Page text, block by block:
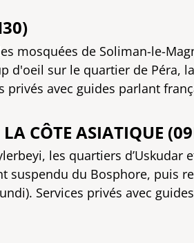
mosquées de Soliman-le-
d'oeil sur le quartier de Péra,
privés avec guides parlant
LA CÔTE ASIATIQUE
les quartiers d’Uskudar
suspendu du Bosphore, puis
Services privés avec